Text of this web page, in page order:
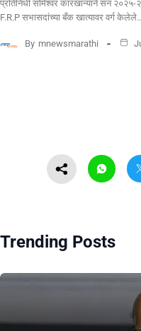
प्रतिनिधी सोमेश्वर कारखान्याने सन
F.R.P सभासदांच्या बँक खात्यावर वर्ग
By mnewsmarathi
Trending Posts